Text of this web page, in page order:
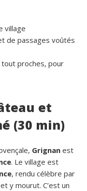
village
de passages voûtés
tout proches, pour
et
(30 min)
Grignan est
. Le village est
, rendu célèbre par
y mourut. C’est un